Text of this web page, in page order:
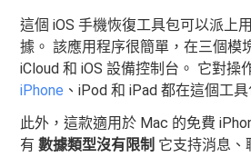
這個 iOS 手機恢復工具包可以派上
據。 該應用程序很簡單，在三個模
iCloud 和 iOS 設備控制台。 它對操
iPhone 、iPod 和 iPad 都在這個工
此外，這款適用於 Mac 的免費
有數據類型沒有限制 它支持消息、